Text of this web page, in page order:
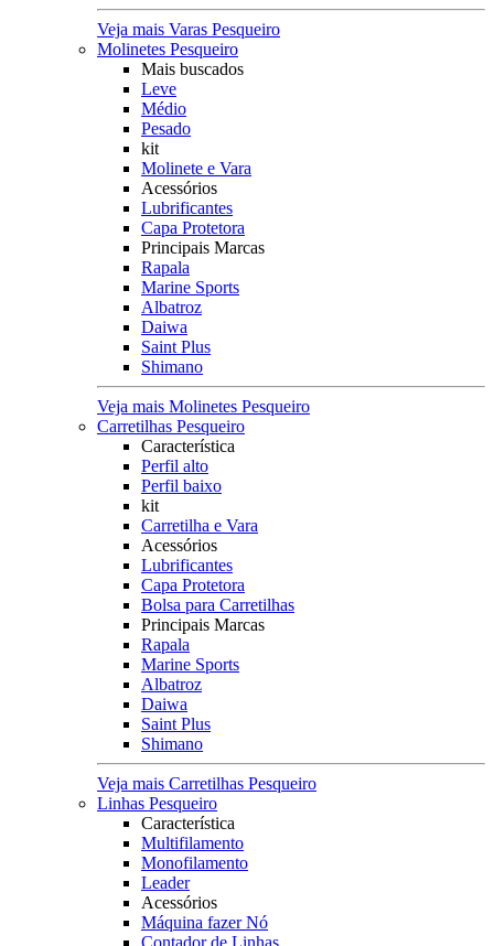
Veja mais Varas Pesqueiro
Molinetes Pesqueiro
Mais buscados
Leve
Médio
Pesado
kit
Molinete e Vara
Acessórios
Lubrificantes
Capa Protetora
Principais Marcas
Rapala
Marine Sports
Albatroz
Daiwa
Saint Plus
Shimano
Veja mais Molinetes Pesqueiro
Carretilhas Pesqueiro
Característica
Perfil alto
Perfil baixo
kit
Carretilha e Vara
Acessórios
Lubrificantes
Capa Protetora
Bolsa para Carretilhas
Principais Marcas
Rapala
Marine Sports
Albatroz
Daiwa
Saint Plus
Shimano
Veja mais Carretilhas Pesqueiro
Linhas Pesqueiro
Característica
Multifilamento
Monofilamento
Leader
Acessórios
Máquina fazer Nó
Contador de Linhas